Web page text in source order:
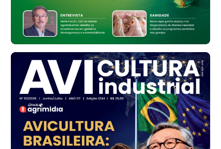
Ovo Vermelho - Regional
Bastos (SP)
R$ 148,56
Frango - Indicador
R$ 7,16
kg
Frango - Indicador
R$ 7,18
kg